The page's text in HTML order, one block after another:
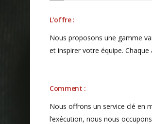
L’offre :
Nous proposons une gamme
et inspirer votre équipe.
Comment :
Nous offrons un service clé en
l’exécution, nous nous